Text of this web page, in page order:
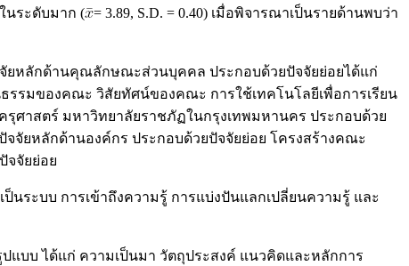
นระดับมาก ( = 3.89, S.D. = 0.40) เมื่อพิจารณาเป็นรายด้านพบว่า
ยหลักด้านคุณลักษณะส่วนบุคคล ประกอบด้วยปัจจัยย่อยได้แก่
รมของคณะ วิสัยทัศน์ของคณะ การใช้เทคโนโลยีเพื่อการเรียน
ศาสตร์ มหาวิทยาลัยราชภัฏในกรุงเทพมหานคร ประกอบด้วย
ยหลักด้านองค์กร ประกอบด้วยปัจจัยย่อย โครงสร้างคณะ
จจัยย่อย
นระบบ การเข้าถึงความรู้ การแบ่งปันแลกเปลี่ยนความรู้ และ
แบบ ได้แก่ ความเป็นมา วัตถุประสงค์ แนวคิดและหลักการ